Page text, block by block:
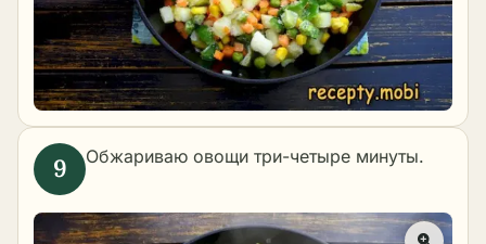
Обжариваю овощи три-четыре минуты.